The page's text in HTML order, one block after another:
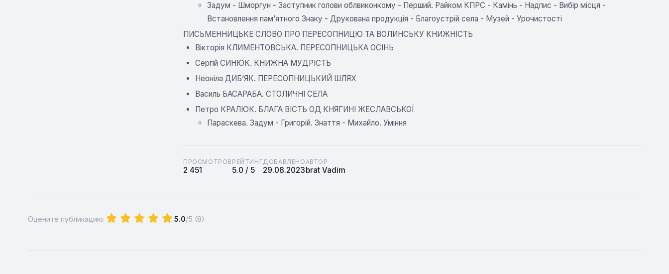
Задум - Шморгун - Заступник голови облвиконкому - Перший. Райком КПРС - Камінь - Надпис - Вибір місця -
Встановлення пам’ятного Знаку - Друкована продукція - Благоустрій села - Музей - Урочистості
ПИСЬМЕННИЦЬКЕ СЛОВО ПРО ПЕРЕСОПНИЦЮ ТА ВОЛИНСЬКУ КНИЖНІСТЬ
Вікторія КЛИМЕНТОВСЬКА. ПЕРЕСОПНИЦЬКА ОСІНЬ
Сергій СИНЮК. КНИЖНА МУДРІСТЬ
Неоніла ДИБ’ЯК. ПЕРЕСОПНИЦЬКИЙ ШЛЯХ
Василь БАСАРАБА. СТОЛИЧНІ СЕЛА
Петро КРАЛЮК. БЛАГА ВІСТЬ ОД КНЯГИНІ ЖЕСЛАВСЬКОЇ
Параскева. Задум - Григорій. Знаття - Михайло. Уміння
ПРОСМОТРОВ
2 451
РЕЙТИНГ
5.0 / 5
ДОБАВЛЕНО
29.08.2023
АВТОР
brat Vadim
Оцените публикацию: 5.0/5 (8)